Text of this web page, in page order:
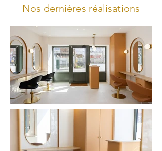
Nos dernières réalisations